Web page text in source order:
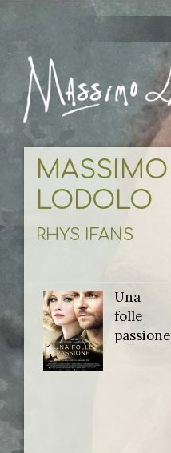
MASSIMO
LODOLO
RHYS IFANS
Una
folle
passione